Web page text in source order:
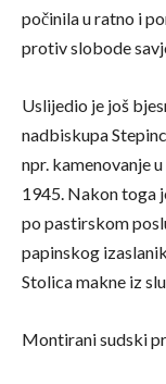
počinila u ratno i
protiv slobode
Uslijedio je još
nadbiskupa
npr. kamenovanje
1945. Nakon toga
po pastirskom
papinskog
Stolica makne iz
Montirani sudski